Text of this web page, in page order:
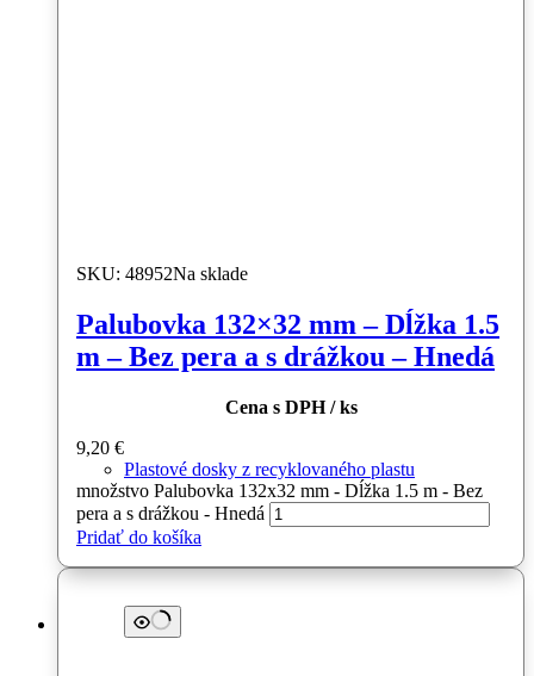
SKU: 48952Na sklade
Palubovka 132×32 mm – Dĺžka 1.5
m – Bez pera a s drážkou – Hnedá
Cena s DPH / ks
9,20 €
Plastové dosky z recyklovaného plastu
množstvo Palubovka 132x32 mm - Dĺžka 1.5 m - Bez
pera a s drážkou - Hnedá
Pridať do košíka